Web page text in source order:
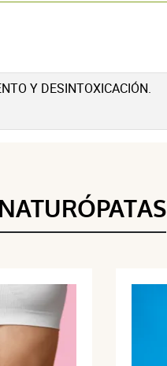
0
0
Y DESINTOXICACIÓN.